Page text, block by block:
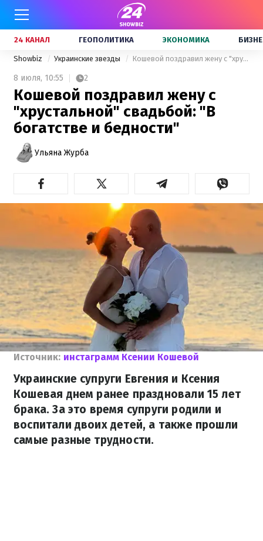
24 КАНАЛ ГЕОПОЛИТИКА ЭКОНОМИКА
Showbiz Украинские звезды Кошевой поздравил жену с "хрустальной" свадьбой: "В богатстве и бедности"
8 июля, 10:55 2
Кошевой поздравил жену с
"хрустальной" свадьбой: "В
богатстве и бедности"
Ульяна Журба
Источник: инстаграмм Ксении Кошевой
Украинские супруги Евгения и Ксения
Кошевая днем ранее праздновали 15 лет
брака. За это время супруги родили и
воспитали двоих детей, а также прошли
самые разные трудности.